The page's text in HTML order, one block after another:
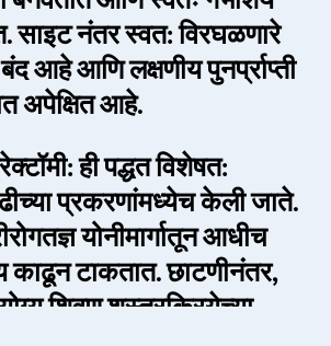
साइट नंतर स्वत: विरघळणारे
आहे आणि लक्षणीय पुनर्प्राप्ती
अपेक्षित आहे.
ही पद्धत विशेषत:
प्रकरणांमध्येच केली जाते.
योनीमार्गातून आधीच
काढून टाकतात. छाटणीनंतर,
शिवण शस्त्रक्रियेच्या